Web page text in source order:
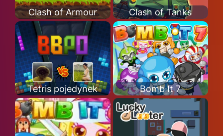
Clash of Armour Clash of Tanks
Tetris pojedynek Bomb It 7